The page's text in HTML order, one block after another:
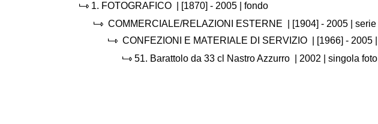
1. FOTOGRAFICO [1870] - 2005
| fondo
COMMERCIALE/RELAZIONI ESTERNE
[1904] - 2005
| serie
CONFEZIONI E MATERIALE DI SERVIZIO
[1966] - 2005
51. Barattolo da 33 cl Nastro Azzurro 2002 | singola foto